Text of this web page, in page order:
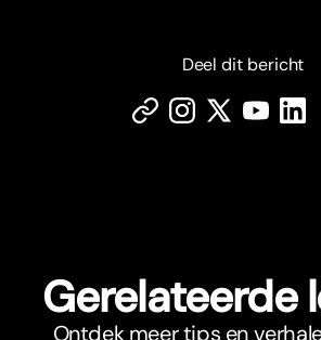
Deel dit bericht
Gerelateerde
Ontdek meer tips en